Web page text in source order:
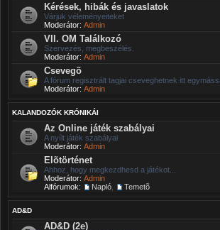
Kérések, hibák és javaslatok
Várjuk véleményeiteket
Moderátor: Admin
VII. OM Találkozó
Szervezés, megbeszélés.
Moderátor: Admin
Csevegõ
A fórum regisztrált tagjai cseveghetnek itt
Moderátor: Admin
KALANDOZÓK KRÓNIKÁI
Az Online játék szabályai
A nyílt játék szabályai
Moderátor: Admin
Elõtörténet
Ahhoz, hogy megkezdhesd a játékot...
Moderátor: Admin
Alfórumok:
Napló Temetõ
AD&D
AD&D (2e)